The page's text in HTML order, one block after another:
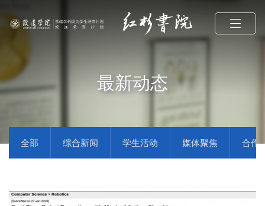
最新动态
全部 综合新闻 学生活动 媒体聚焦 合作